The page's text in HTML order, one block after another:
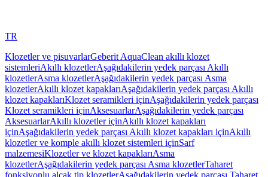
TR
Klozetler ve pisuvarlarGeberit AquaClean akıllı klozet
sistemleriAkıllı klozetlerAşağıdakilerin yedek parçası Akıllı
klozetlerAsma klozetlerAşağıdakilerin yedek parçası Asma
klozetlerAkıllı klozet kapaklarıAşağıdakilerin yedek parçası Akıllı
klozet kapaklarıKlozet seramikleri içinAşağıdakilerin yedek parçası
Klozet seramikleri içinAksesuarlarAşağıdakilerin yedek parçası
AksesuarlarAkıllı klozetler içinAkıllı klozet kapakları
içinAşağıdakilerin yedek parçası Akıllı klozet kapakları içinAkıllı
klozetler ve komple akıllı klozet sistemleri içinSarf
malzemesiKlozetler ve klozet kapaklarıAsma
klozetlerAşağıdakilerin yedek parçası Asma klozetlerTaharet
fonksiyonlu alçak tip klozetlerAşağıdakilerin yedek parçası Taharet